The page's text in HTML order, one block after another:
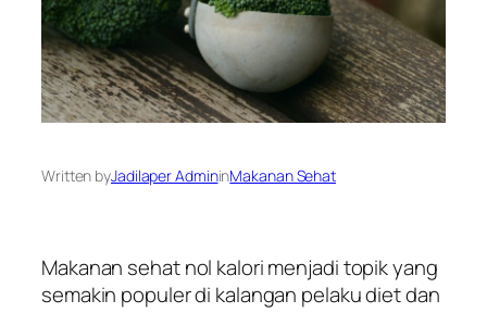
Written byJadilaper AdmininMakanan Sehat
Makanan sehat nol kalori menjadi topik yang
semakin populer di kalangan pelaku diet dan